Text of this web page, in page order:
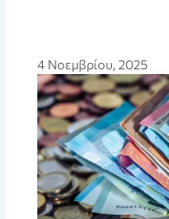
4 Νοεμβρίου, 2025